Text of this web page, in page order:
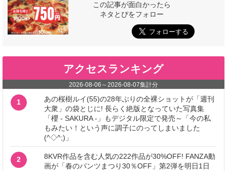
この記事が面白かったら
ネタとぴをフォロー
アクセスランキング
2026-08-06 ～2026-08-07集計分
1
あの桜樹ルイ(55)の28年ぶりの全裸ショットが「週刊
大衆」の袋とじに! 長らく絶版となっていた写真集
「櫻 - SAKURA -」もデジタル限定で発売～「今の私
もみたい！という声に調子にのってしまいました
(^◇^;)」
2
8KVR作品を含む人気の222作品が30%OFF! FANZA動
画が「春のパンツまつり30％OFF」第2弾を明日1日